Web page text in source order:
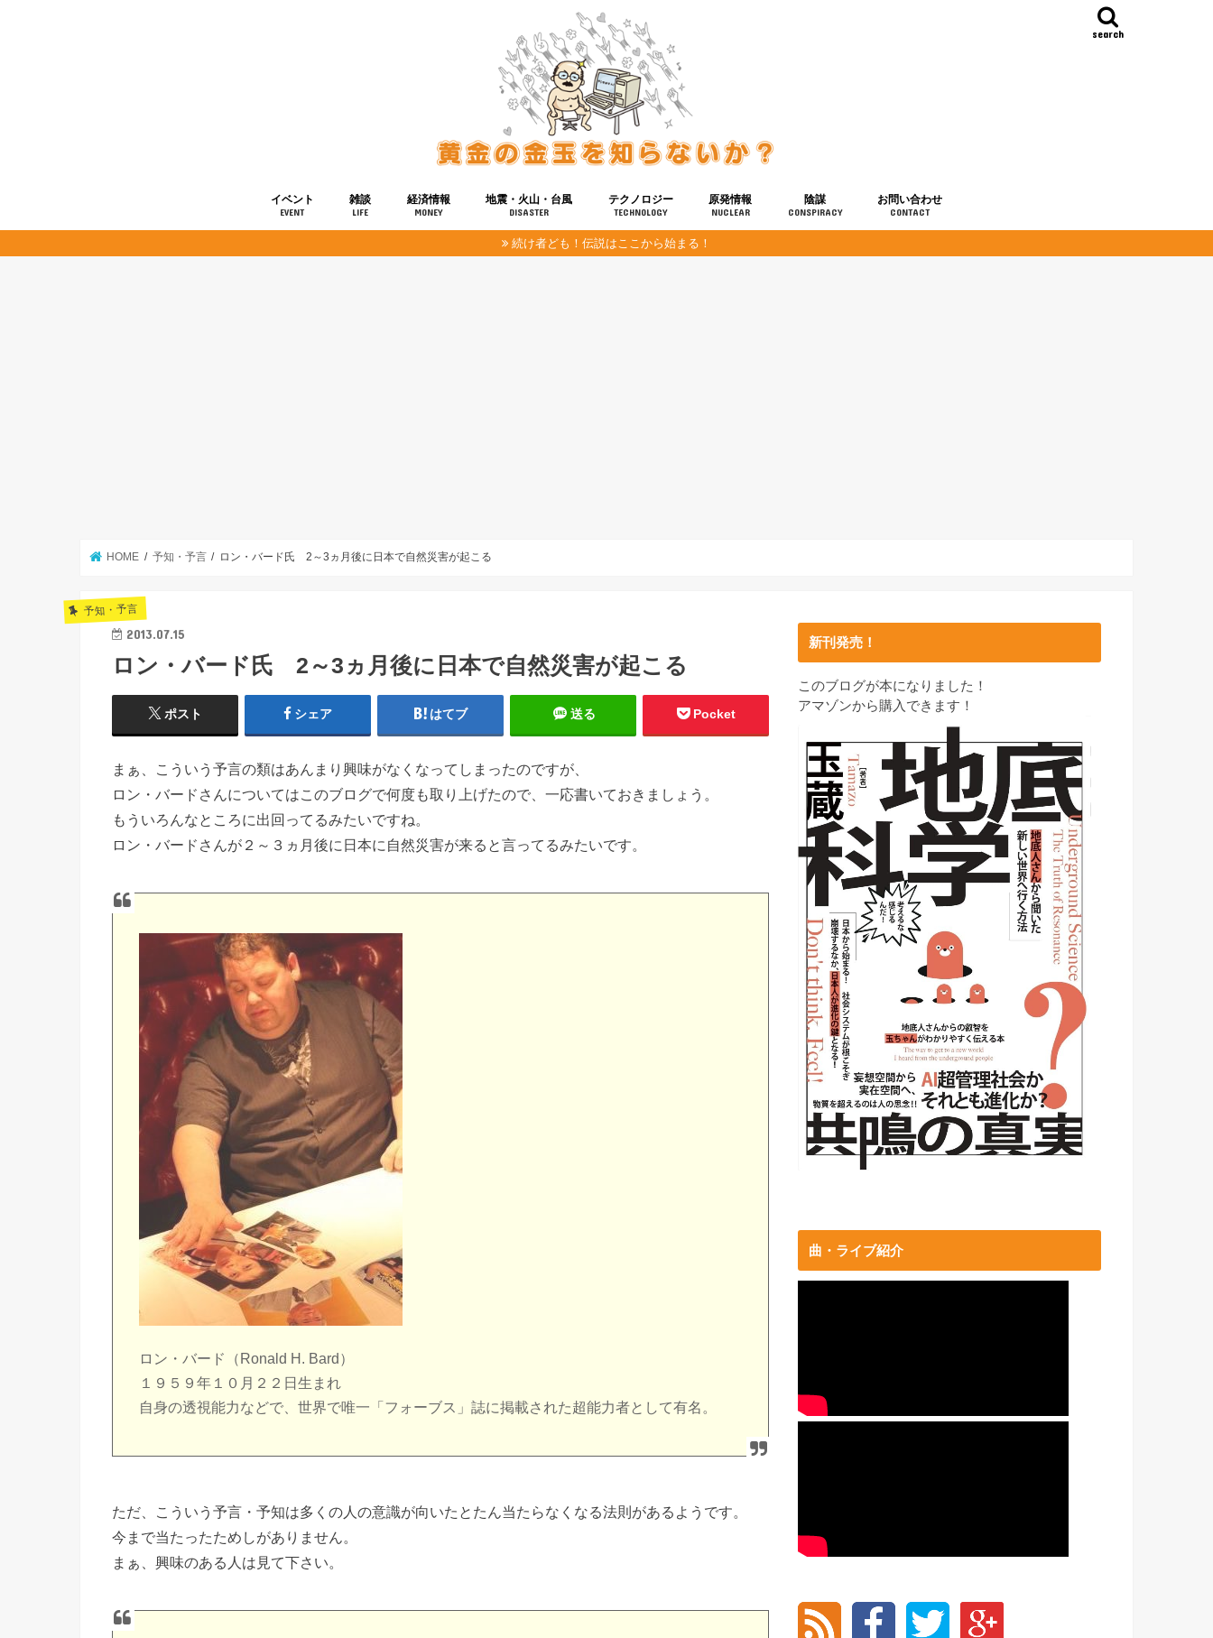
search
イベント
EVENT
雑談
LIFE
経済情報
MONEY
地震・火山・台風
DISASTER
テクノロジー
TECHNOLOGY
健康
宇宙
原発情報
NUCLEAR
陰謀
CONSPIRACY
お問い合わせ
CONTACT
続け者ども！伝説はここから始まる！
HOME 予知・予言 ロン・バード氏 2～3ヵ月後に日本で自然災害が起こる
予知・予言
2013.07.15
ロン・バード氏 2～3ヵ月後に日本で自然災害が起こる
ポスト シェア はてブ 送る Pocket
まぁ、こういう予言の類はあんまり興味がなくなってしまったのですが、
ロン・バードさんについてはこのブログで何度も取り上げたので、一応書いておきましょう。
もういろんなところに出回ってるみたいですね。
ロン・バードさんが２～３ヵ月後に日本に自然災害が来ると言ってるみたいです。
ロン・バード（Ronald H. Bard）
１９５９年１０月２２日生まれ
自身の透視能力などで、世界で唯一「フォーブス」誌に掲載された超能力者として有名。
ただ、こういう予言・予知は多くの人の意識が向いたとたん当たらなくなる法則があるようです。
今まで当たったためしがありません。
まぁ、興味のある人は見て下さい。
新刊発売！
このブログが本になりました！
アマゾンから購入できます！
曲・ライブ紹介